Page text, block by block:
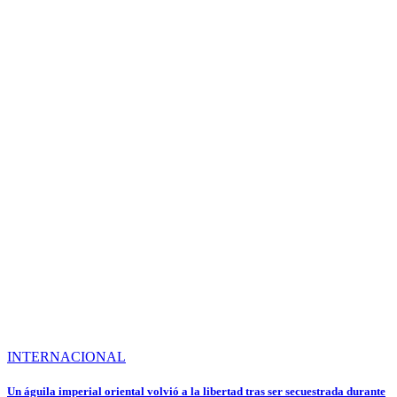
INTERNACIONAL
Un águila imperial oriental volvió a la libertad tras ser secuestrada durante